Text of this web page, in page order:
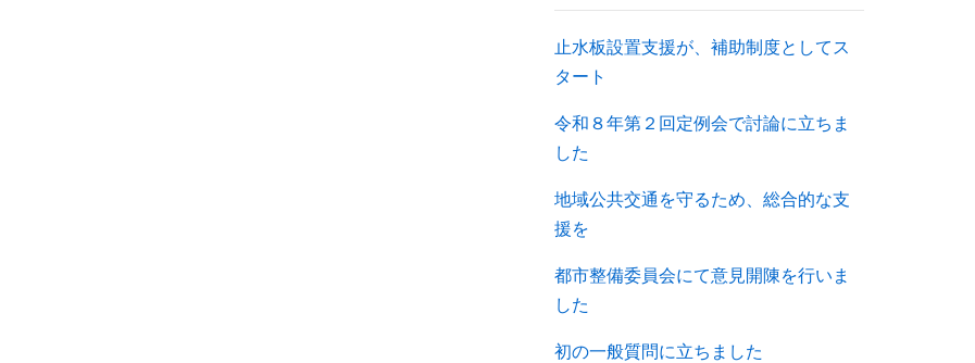
止水板設置支援が、補助制度としてス
タート
令和８年第２回定例会で討論に立ちま
した
地域公共交通を守るため、総合的な支
援を
都市整備委員会にて意見開陳を行いま
した
初の一般質問に立ちました